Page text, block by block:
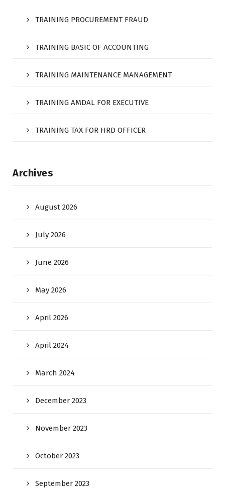
TRAINING PROCUREMENT FRAUD
TRAINING BASIC OF ACCOUNTING
TRAINING MAINTENANCE MANAGEMENT
TRAINING AMDAL FOR EXECUTIVE
TRAINING TAX FOR HRD OFFICER
Archives
August 2026
July 2026
June 2026
May 2026
April 2026
April 2024
March 2024
December 2023
November 2023
October 2023
September 2023